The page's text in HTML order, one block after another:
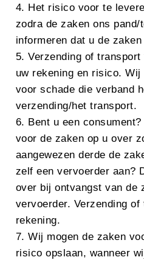
4. Het risico voor te
zodra de zaken ons
informeren dat u de
5. Verzending of
uw rekening en risico.
voor schade die verband
verzending/het transport.
6. Bent u een
voor de zaken op u over
aangewezen derde de
zelf een vervoerder aan?
over bij ontvangst van de
vervoerder. Verzending
rekening.
7. Wij mogen de zaken
risico opslaan, wanneer